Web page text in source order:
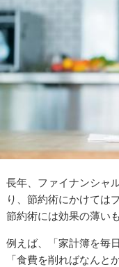
長年、ファイナンシャ
り、節約術にかけては
節約術には効果の薄い
例えば、「家計簿を毎
「食費を削ればなん